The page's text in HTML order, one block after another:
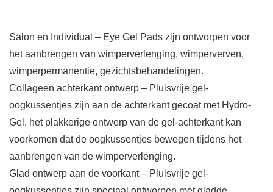
Salon en Individual – Eye Gel Pads zijn ontworpen voor
het aanbrengen van wimperverlenging, wimperverven,
wimperpermanentie, gezichtsbehandelingen.
Collageen achterkant ontwerp – Pluisvrije gel-
oogkussentjes zijn aan de achterkant gecoat met Hydro-
Gel, het plakkerige ontwerp van de gel-achterkant kan
voorkomen dat de oogkussentjes bewegen tijdens het
aanbrengen van de wimperverlenging.
Glad ontwerp aan de voorkant – Pluisvrije gel-